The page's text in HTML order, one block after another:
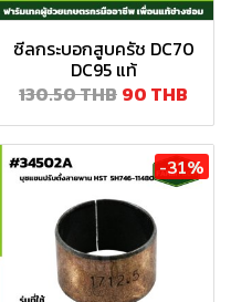
ซีลกระบอกสูบครัช DC70
DC95 แท้
130.50 THB 90 THB
-31%